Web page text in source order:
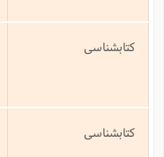
http://
http://